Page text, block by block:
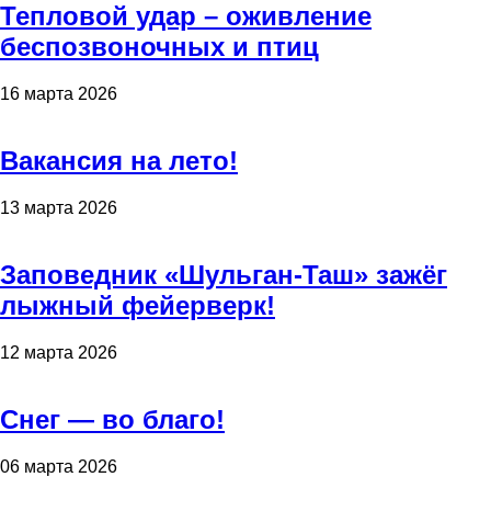
Тепловой удар – оживление
беспозвоночных и птиц
16 марта 2026
Вакансия на лето!
13 марта 2026
Заповедник «Шульган-Таш» зажёг
лыжный фейерверк!
12 марта 2026
Снег — во благо!
06 марта 2026